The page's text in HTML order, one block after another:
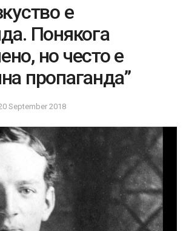
е
Понякога
но често е
пропаганда”
September 2018